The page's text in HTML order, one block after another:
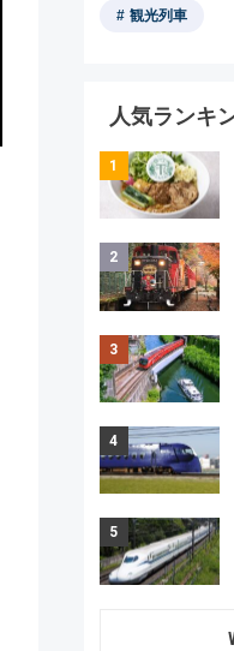
観光列車
人気ランキ